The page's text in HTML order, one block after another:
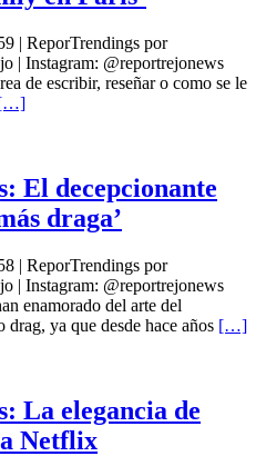
| ReporTrendings por
| Instagram: @reportrejonews
de escribir, reseñar o como se le
El decepcionante
draga’
| ReporTrendings por
| Instagram: @reportrejonews
enamorado del arte del
ya que desde hace años […]
La elegancia de
a Netflix